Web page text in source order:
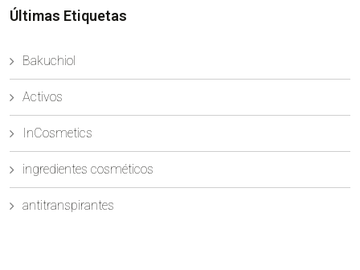
Últimas Etiquetas
Bakuchiol
Activos
InCosmetics
ingredientes cosméticos
antitranspirantes